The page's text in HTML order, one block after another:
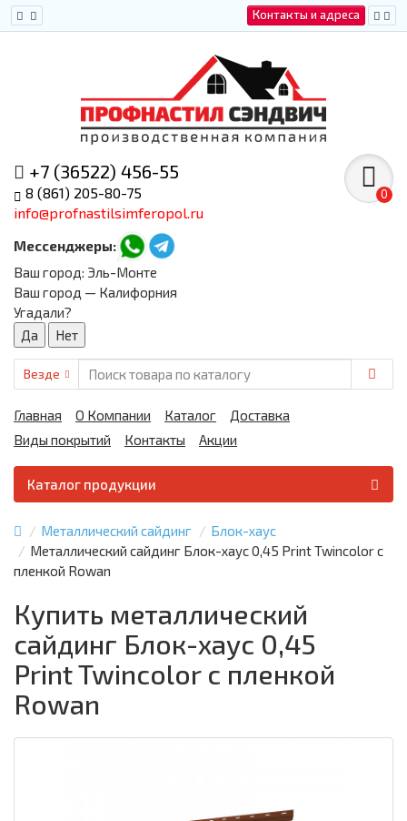
Контакты и адреса
+7 (36522) 456-55
8 (861) 205-80-75
info@profnastilsimferopol.ru
Мессенджеры:
0
Ваш город: Эль-Монте
Ваш город — Калифорния
Угадали?
Везде
Главная О Компании Каталог
Доставка
Виды покрытий
Контакты Акции
Каталог продукции
Металлический сайдинг
Блок-хаус
Металлический сайдинг Блок-хаус 0,45 Print Twincolor с
пленкой Rowan
Купить металлический
сайдинг Блок-хаус 0,45
Print Twincolor с пленкой
Rowan